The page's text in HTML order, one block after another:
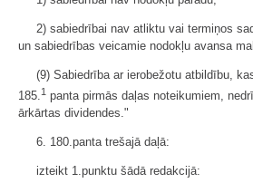
2) sabiedrībai nav atliktu vai termiņos
un sabiedrības veicamie nodokļu avansa
(9) Sabiedrība ar ierobežotu atbildību,
185. 1 panta pirmās daļas noteikumiem,
ārkārtas dividendes."
6. 180.panta trešajā daļā:
izteikt 1.punktu šādā redakcijā: